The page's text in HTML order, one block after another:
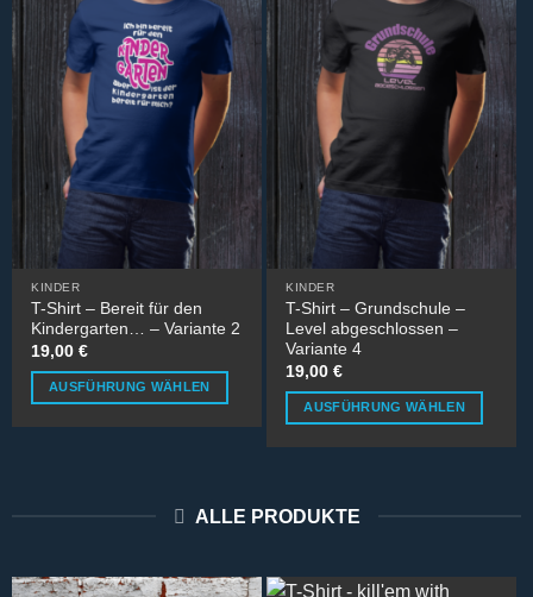
KINDER
T-Shirt – Bereit für den
Kindergarten… – Variante 2
19,00€
AUSFÜHRUNG WÄHLEN
Optionen
KINDER
T-Shirt – Grundschule –
Level abgeschlossen –
Variante 4
19,00€
AUSFÜHRUNG WÄHLEN
mehrere
Die
ALLE PRODUKTE